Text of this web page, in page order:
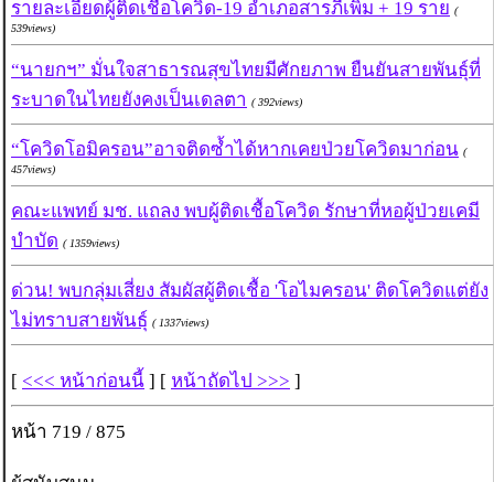
รายละเอียดผู้ติดเชื้อโควิด-19 อำเภอสารภีเพิ่ม + 19 ราย (
539views)
“นายกฯ” มั่นใจสาธารณสุขไทยมีศักยภาพ ยืนยันสายพันธุ์ที่
ระบาดในไทยยังคงเป็นเดลตา ( 392views)
“โควิดโอมิครอน”อาจติดซ้ำได้หากเคยป่วยโควิดมาก่อน (
457views)
คณะแพทย์ มช. แถลง พบผู้ติดเชื้อโควิด รักษาที่หอผู้ป่วยเคมี
บำบัด ( 1359views)
ด่วน! พบกลุ่มเสี่ยง สัมผัสผู้ติดเชื้อ 'โอไมครอน' ติดโควิดแต่ยัง
ไม่ทราบสายพันธุ์ ( 1337views)
[ <<< หน้าก่อนนี้ ] [ หน้าถัดไป >>> ]
หน้า 719 / 875